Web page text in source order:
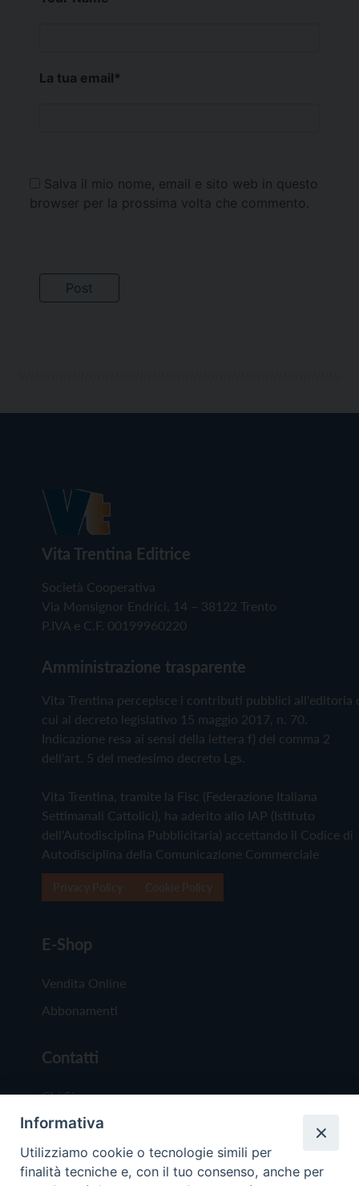
La tua email*
Salva il mio nome, email e sito web in questo
browser per la prossima volta che commento.
Vita Trentina Editrice
Società Cooperativa
Via Monsignor Endrici, 14 – 38122 Trento
P.IVA e C.F. 00199960220
Amministrazione trasparente
Vita Trentina percepisce i contributi pubblici all'editoria
cui al decreto legislativo 15 maggio 2017, n. 70.
Indicazione resa ai sensi della lettera f) del comma 2
dell'art. 5 del medesimo decreto Lgs.
Vita Trentina, tramite la Fisc (Federazione Italiana
Settimanali Cattolici), ha aderito allo IAP (Istituto
dell'Autodisciplina Pubblicitaria) accettando il Codice di
Autodisciplina della Comunicazione Commerciale
E-Shop
Vendita Online
Abbonamenti
Contatti
Chi Siamo
Redazione
Scrivici
Informativa
Utilizziamo cookie o tecnologie simili per
finalità tecniche e, con il tuo consenso, anche per